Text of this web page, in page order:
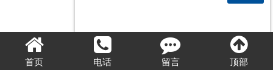
首页 电话 留言 顶部